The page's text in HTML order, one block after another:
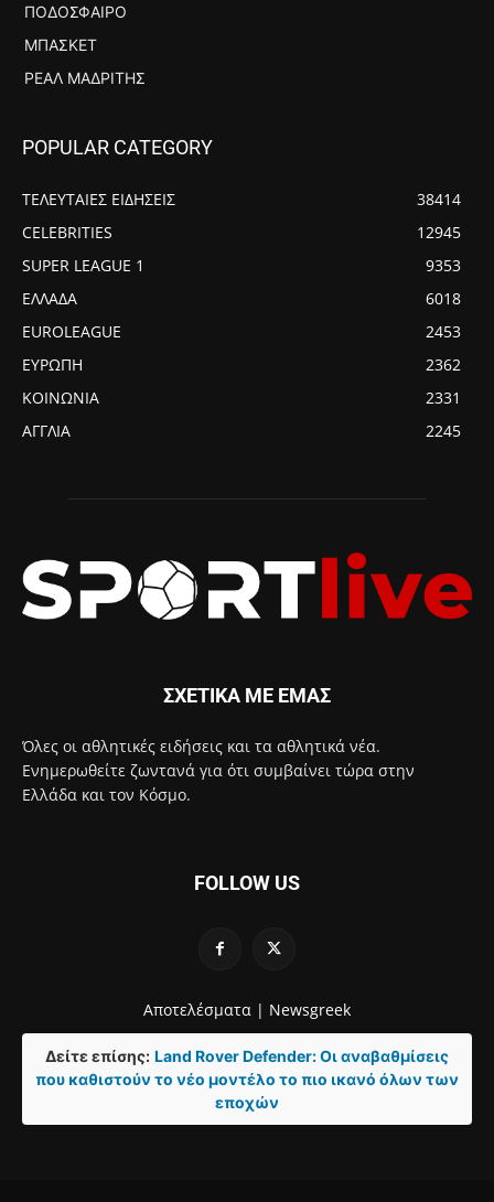
ΠΟΔΌΣΦΑΙΡΟ
ΜΠΆΣΚΕΤ
ΡΕΆΛ ΜΑΔΡΊΤΗΣ
POPULAR CATEGORY
ΤΕΛΕΥΤΑΙΕΣ ΕΙΔΗΣΕΙΣ
38414
CELEBRITIES
12945
SUPER LEAGUE 1
9353
ΕΛΛΑΔΑ
6018
EUROLEAGUE
2453
ΕΥΡΩΠΗ
2362
ΚΟΙΝΩΝΙΑ
2331
ΑΓΓΛΙΑ
2245
ΣΧΕΤΙΚΑ ΜΕ ΕΜΑΣ
Όλες οι αθλητικές ειδήσεις και τα αθλητικά νέα.
Ενημερωθείτε ζωντανά για ότι συμβαίνει τώρα στην
Ελλάδα και τον Κόσμο.
FOLLOW US
Αποτελέσματα | Newsgreek
Δείτε επίσης: Land Rover Defender: Οι αναβαθμίσεις
που καθιστούν το νέο μοντέλο το πιο ικανό όλων των
εποχών